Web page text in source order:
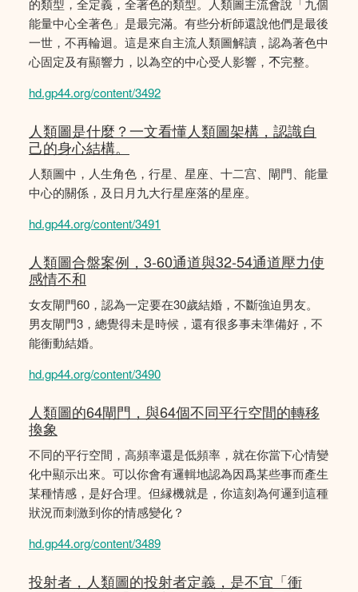
的類型，全定義，全著色的類型。人類圖主流會說「九個
能量中心全著色」是最完滿。有些分析師還說他們是最後
一世，不再輪迴。這是來自主流人類圖解讀，認為著色中
心固定及有顯響力，以為空的中心受人影響，𣎴完整。
hd.gp44.org/content/3492
人類圖是什麼？一文看懂人類圖架構，認識自
己的身心結構。
人類圖中，人生角色，行星、星座、十二宫、閘門、能量
中心的關係，及日月九大行星座落的星座。
hd.gp44.org/content/3491
人類圖合盤案例，3-60通道與32-54通道壓力使
感情不和
女友閘門60，認為一定要在30歲結婚，不斷強迫男友。
男友閘門3，總覺得未是時候，還有很多事未準備好，不
能衝動結婚。
hd.gp44.org/content/3490
人類圖的64閘門，與64個不同平行空間的轉移
換象
不同的平行空間，高頻率還是低頻率，就在你當下心情變
化中顯示出來。可以你會有邏輯地認為因爲某些事而產生
某種情感，是好合理。但縁機就是，你這刻為何邏到這種
狀況而刺激到你的情感變化？
hd.gp44.org/content/3489
投射者，人類圖的投射者定義，是不宜「衝